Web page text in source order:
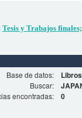
Tesis y Trabajos finales;
Base de datos: Libros
Buscar:
encontradas: 0